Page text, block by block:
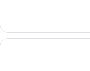
CLASSIC
ROOM